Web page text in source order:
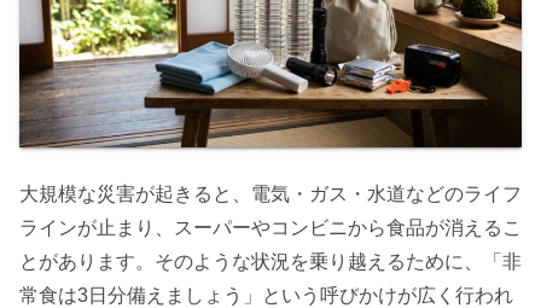
大規模な災害が起きると、電気・ガス・水道などのライフ
ラインが止まり、スーパーやコンビニから食品が消えるこ
とがあります。そのような状況を乗り越えるために、「非
常食は3日分備えましょう」という呼びかけが広く行われ